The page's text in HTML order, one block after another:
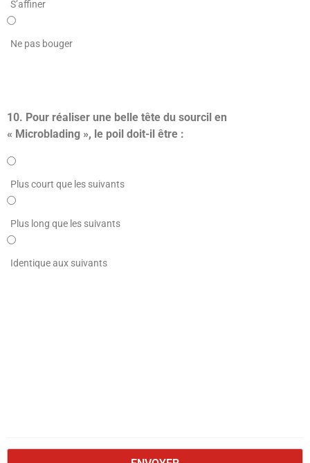
S’affiner
Ne pas bouger
10. Pour réaliser une belle tête du sourcil en
« Microblading », le poil doit-il être :
Plus court que les suivants
Plus long que les suivants
Identique aux suivants